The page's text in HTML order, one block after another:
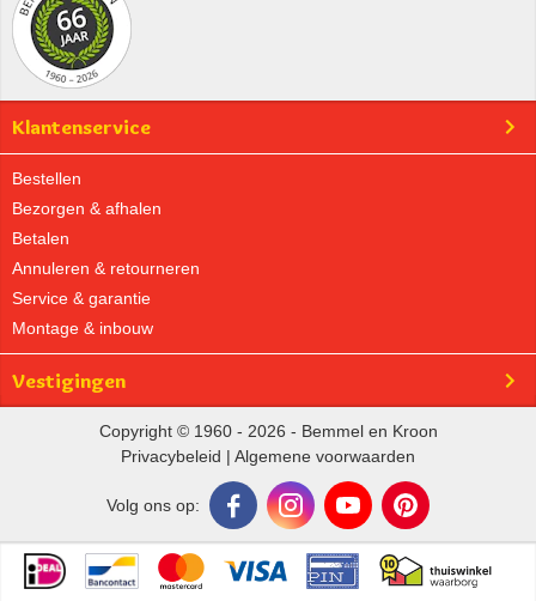
Klantenservice
Bestellen
Bezorgen & afhalen
Betalen
Annuleren & retourneren
Service & garantie
Montage & inbouw
Vestigingen
Copyright © 1960 - 2026 - Bemmel en Kroon
Privacybeleid | Algemene voorwaarden
Volg ons op: